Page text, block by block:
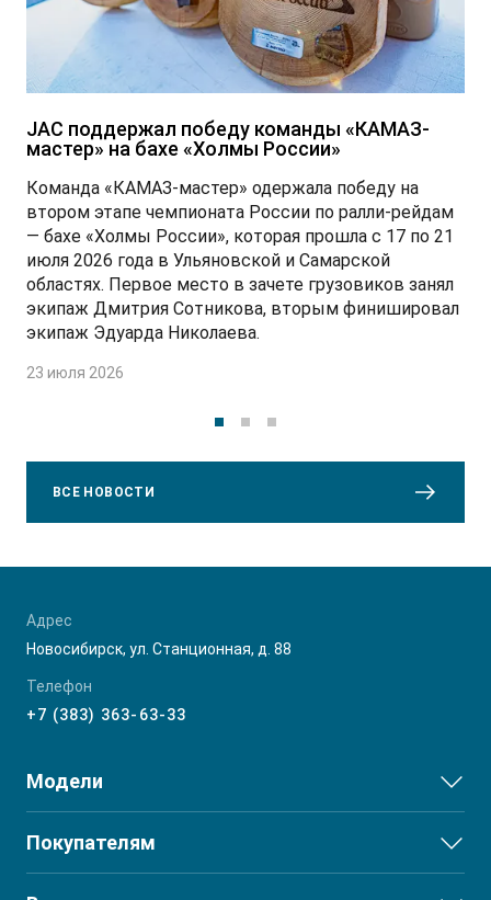
JAC поддержал победу команды «КАМАЗ-
мастер» на бахе «Холмы России»
Команда «КАМАЗ-мастер» одержала победу на
втором этапе чемпионата России по ралли-рейдам
— бахе «Холмы России», которая прошла с 17 по 21
июля 2026 года в Ульяновской и Самарской
областях. Первое место в зачете грузовиков занял
экипаж Дмитрия Сотникова, вторым финишировал
экипаж Эдуарда Николаева.
23 июля 2026
ВСЕ НОВОСТИ
Адрес
Новосибирск, ул. Станционная, д. 88
Телефон
+7 (383) 363-63-33
Модели
JS3
JS6
Покупателям